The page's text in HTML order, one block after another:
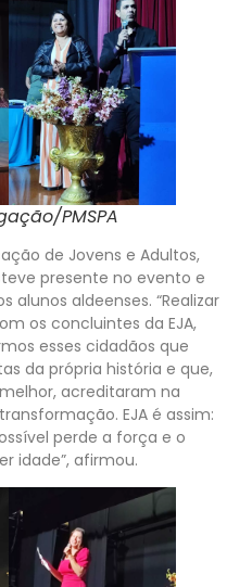
PMSPA
de Jovens e Adultos,
presente no evento e
alunos aldeenses. “Realizar
os concluintes da EJA,
esses cidadãos que
da própria história e que,
acreditaram na
EJA é assim:
perde a força e o
idade”, afirmou.